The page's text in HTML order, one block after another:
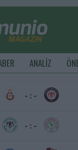
ANALİZ
- : -
- : -